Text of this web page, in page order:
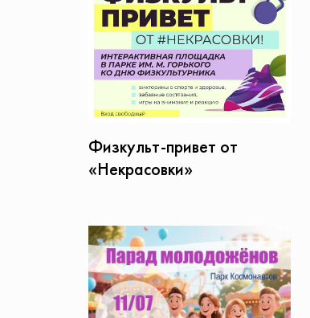
Физкульт-привет от
«Некрасовки»